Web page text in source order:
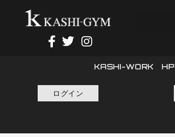
KASHI-WORK HP
ログイン